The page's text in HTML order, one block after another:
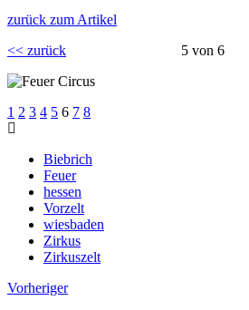
zurück zum Artikel
<< zurück
5 von 6
1 2 3 4 5 6 7 8
Biebrich
Feuer
hessen
Vorzelt
wiesbaden
Zirkus
Zirkuszelt
Vorheriger